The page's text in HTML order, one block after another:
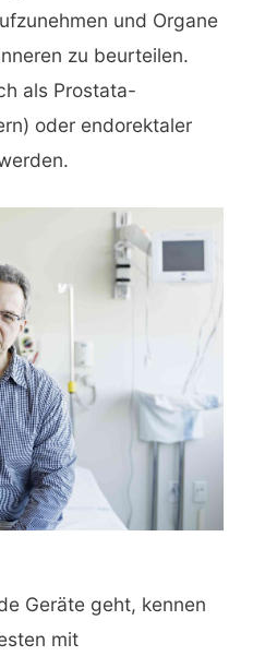
und Organe
zu beurteilen.
als Prostata-
oder endorektaler
Geräte geht, kennen
mit